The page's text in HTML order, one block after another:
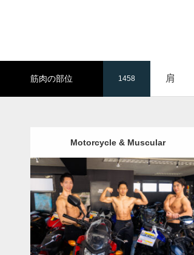
筋肉の部位 1458 肩
Motorcycle & Muscular
Update:
2025.05.13
Category:バイク屋のマッチョ オレンジ
の人
AKIHITO(細マッチョ) SOSUKE 外
資系筋肉 肩 文京区（東京）
ダウンロード